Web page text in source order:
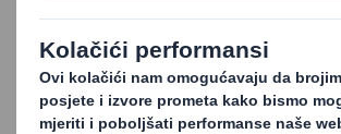
KONTAKT: +385 48 647 555
SALES OFFICE ZAGREB
Ogrizovićeva 44